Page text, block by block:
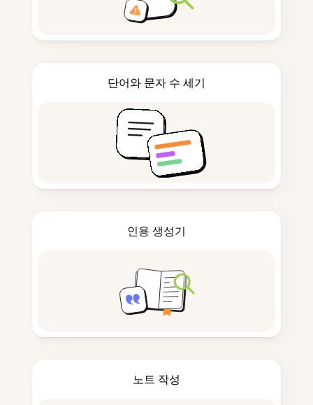
단어와 문자 수 세기
인용 생성기
노트 작성